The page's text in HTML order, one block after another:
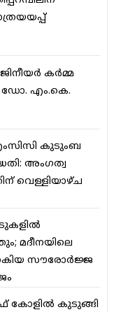
കര്‍മ്മ
എം.കെ.
കുടുംബ
അംഗത്വ
വെള്ളിയാഴ്ച
മദീനയിലെ
സൗരോര്‍ജ്ജ
കോളില്‍ കുടുങ്ങി